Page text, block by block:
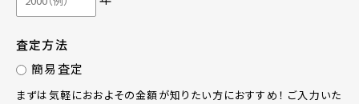
査定方法
簡易査定
まずは気軽におおよその金額が知りたい方におすすめ！ ご入力いた